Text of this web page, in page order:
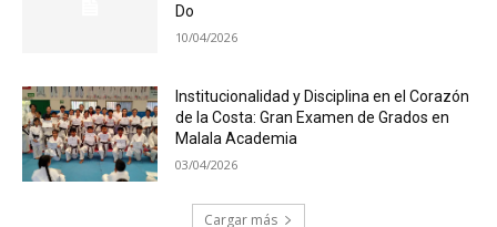
Do
10/04/2026
Institucionalidad y Disciplina en el Corazón
de la Costa: Gran Examen de Grados en
Malala Academia
03/04/2026
Cargar más